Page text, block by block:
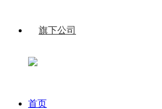
旗下公司
首页